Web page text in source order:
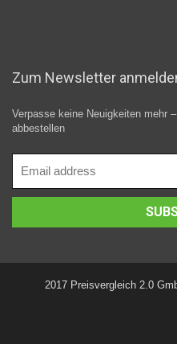
Zum Newsletter
Verpasse keine Neuigkeiten mehr
abbestellen
2017 Preisvergleich 2.0